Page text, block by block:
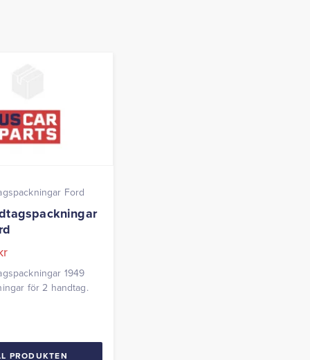
Ford
1949
för 2 handtag.
PRODUKTEN